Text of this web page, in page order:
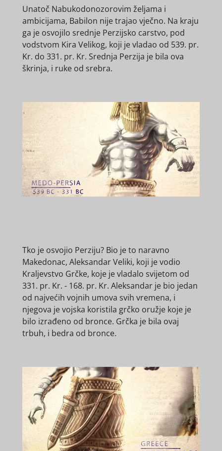
Unatoč Nabukodonozorovim željama i
ambicijama, Babilon nije trajao vječno. Na kraju
ga je osvojilo srednje Perzijsko carstvo, pod
vodstvom Kira Velikog, koji je vladao od 539. pr.
Kr. do 331. pr. Kr. Srednja Perzija je bila ova
škrinja, i ruke od srebra.
Tko je osvojio Perziju? Bio je to naravno
Makedonac, Aleksandar Veliki, koji je vodio
Kraljevstvo Grčke, koje je vladalo svijetom od
331. pr. Kr. - 168. pr. Kr. Aleksandar je bio jedan
od najvećih vojnih umova svih vremena, i
njegova je vojska koristila grčko oružje koje je
bilo izrađeno od bronce. Grčka je bila ovaj
trbuh, i bedra od bronce.